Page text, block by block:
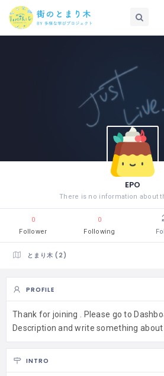
EPO
There is no information about
0
Follower
0
Following
とまり木 (2)
PROFILE
Thank for joining . Please go to
Description and write something about
INTRO